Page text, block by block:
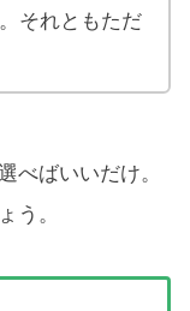
それともただ
べばいいだけ。
う。